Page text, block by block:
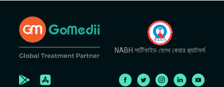
NABH সার্টিফাইড হেলথ কেয়ার প্ল্যাটফর্ম